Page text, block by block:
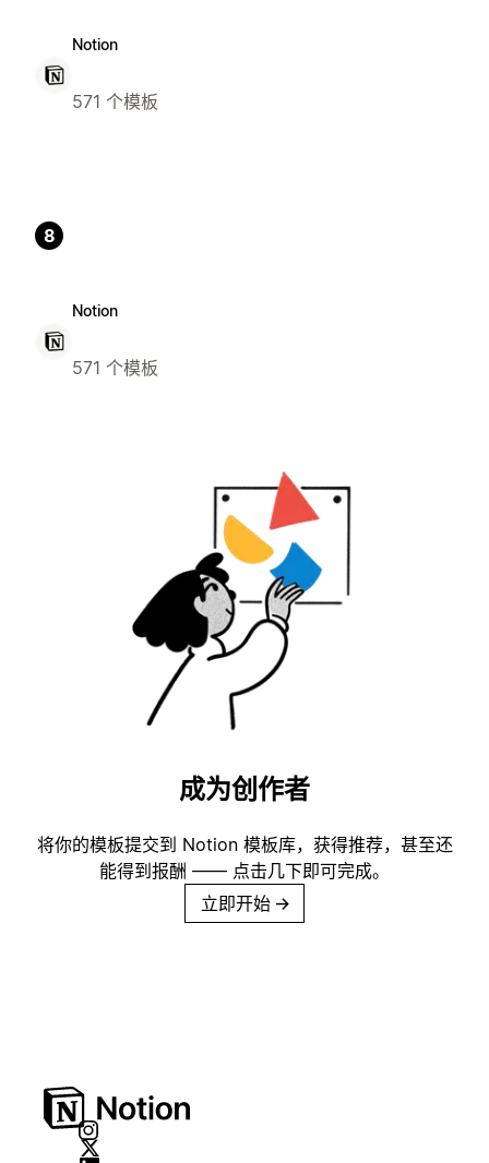
Notion
571 个模板
8
Notion
571 个模板
成为创作者
将你的模板提交到 Notion 模板库，获得推荐，甚至还
能得到报酬 —— 点击几下即可完成。
立即开始 →